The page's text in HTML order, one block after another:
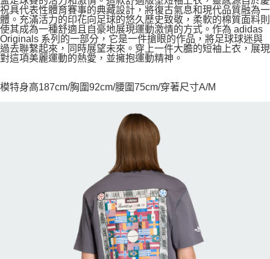
祝具代表性體育賽事的典藏設計，將復古氣息和現代品質融為一
體。充滿活力的印花向足球的悠久歷史致敬，柔軟的棉質面料則
使其成為一種舒適且自豪地展現運動激情的方式。作為 adidas
Originals 系列的一部分，它是一件搶眼的作品，將足球球迷與
過去聯繫起來，同時展望未來。穿上一件大膽的短袖上衣，展現
對這項美麗運動的熱愛，並擁抱運動精神。
模特身高187cm/胸圍92cm/腰圍75cm/穿著尺寸A/M